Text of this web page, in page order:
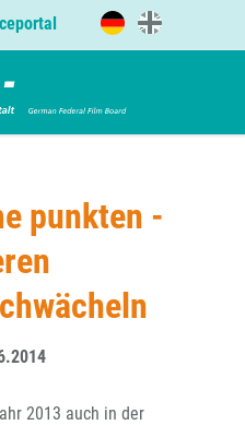
punkten -
2013 auch in der